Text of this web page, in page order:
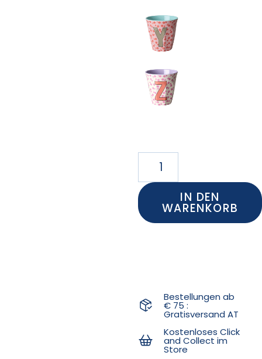
IN DEN
WARENKORB
Bestellungen ab
€ 75 :
Gratisversand AT
Kostenloses Click
and Collect im
Store